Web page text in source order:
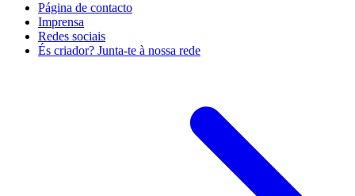
Página de contacto
Imprensa
Redes sociais
És criador? Junta-te à nossa rede